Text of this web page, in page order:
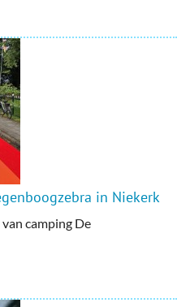
in Niekerk
camping De